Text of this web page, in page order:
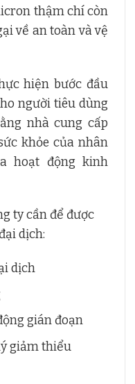
thậm chí còn
về an toàn và vệ
hiện bước đầu
người tiêu dùng
nhà cung cấp
khỏe của nhân
hoạt động kinh
ty cần để được
dịch:
dịch
gián đoạn
giảm thiểu